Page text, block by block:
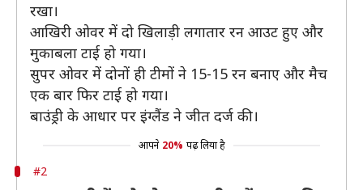
रखा।
आखिरी ओवर में दो खिलाड़ी लगातार रन आउट हुए और
मुकाबला टाई हो गया।
सुपर ओवर में दोनों ही टीमों ने 15-15 रन बनाए और मैच
एक बार फिर टाई हो गया।
बाउंड्री के आधार पर इंग्लैंड ने जीत दर्ज की।
आपने 20% पढ़ लिया है
#2